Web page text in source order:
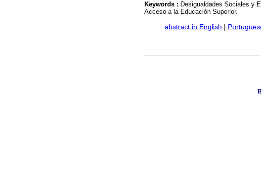
Keywords : Desigualdades Sociales y
Acceso a la Educación Superior.
· abstract in English |